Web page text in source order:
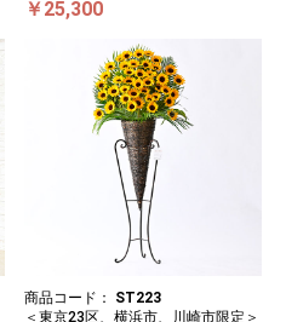
￥25,300
商品コード： ST223
＜東京23区、横浜市、川崎市限定＞